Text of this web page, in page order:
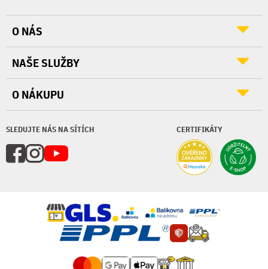
SLEDUJTE NÁS NA SÍTÍCH CERTIFIKÁTY
O NÁS
NAŠE SLUŽBY
O NÁKUPU